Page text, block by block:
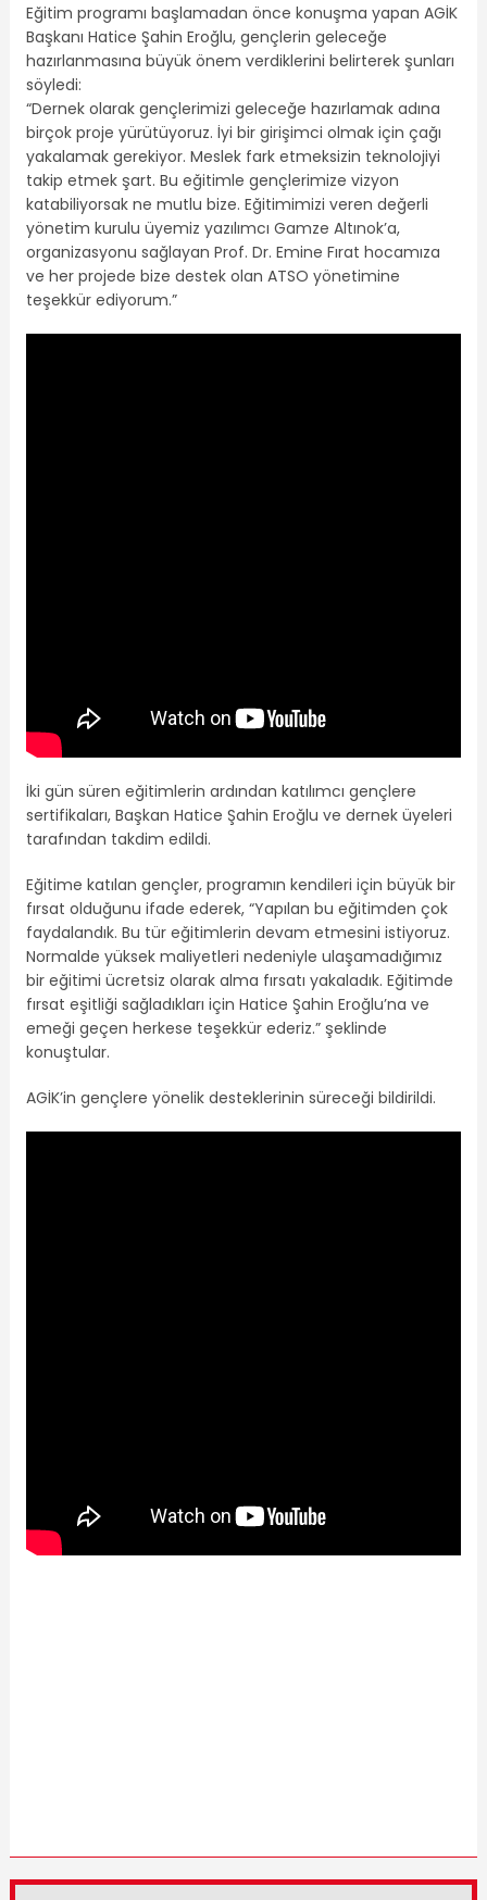
Eğitim programı başlamadan önce konuşma yapan AGİK
Başkanı Hatice Şahin Eroğlu, gençlerin geleceğe
hazırlanmasına büyük önem verdiklerini belirterek şunları
söyledi:
“Dernek olarak gençlerimizi geleceğe hazırlamak adına
birçok proje yürütüyoruz. İyi bir girişimci olmak için çağı
yakalamak gerekiyor. Meslek fark etmeksizin teknolojiyi
takip etmek şart. Bu eğitimle gençlerimize vizyon
katabiliyorsak ne mutlu bize. Eğitimimizi veren değerli
yönetim kurulu üyemiz yazılımcı Gamze Altınok’a,
organizasyonu sağlayan Prof. Dr. Emine Fırat hocamıza
ve her projede bize destek olan ATSO yönetimine
teşekkür ediyorum.”
İki gün süren eğitimlerin ardından katılımcı gençlere
sertifikaları, Başkan Hatice Şahin Eroğlu ve dernek üyeleri
tarafından takdim edildi.
Eğitime katılan gençler, programın kendileri için büyük bir
fırsat olduğunu ifade ederek, “Yapılan bu eğitimden çok
faydalandık. Bu tür eğitimlerin devam etmesini istiyoruz.
Normalde yüksek maliyetleri nedeniyle ulaşamadığımız
bir eğitimi ücretsiz olarak alma fırsatı yakaladık. Eğitimde
fırsat eşitliği sağladıkları için Hatice Şahin Eroğlu’na ve
emeği geçen herkese teşekkür ederiz.” şeklinde
konuştular.
AGİK’in gençlere yönelik desteklerinin süreceği bildirildi.